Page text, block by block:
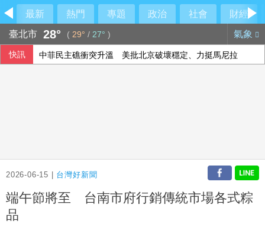
最新 熱門 專題 政治 社會
財經
臺北市 28° ( 29° / 27° ) 氣象
快訊 中菲民主礁衝突升溫 美批北京破壞穩定、力挺馬尼拉
2026-06-15 | 台灣好新聞
端午節將至 台南市府行銷傳統市場各式粽
品